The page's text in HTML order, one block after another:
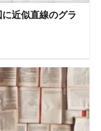
近似直線のグラ